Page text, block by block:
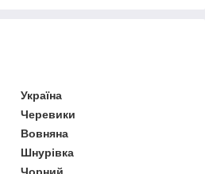
Україна
Черевики
Вовняна
Шнурівка